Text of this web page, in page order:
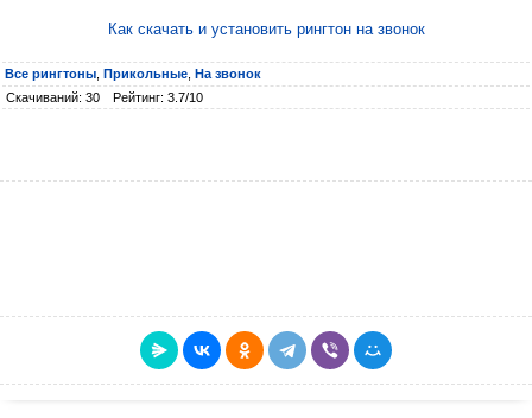
Как скачать и установить рингтон на звонок
Все рингтоны Прикольные На звонок
Скачиваний: 30
Рейтинг: 3.7/10